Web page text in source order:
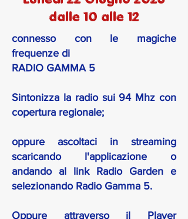
dalle 10 alle 12
connesso con le magiche
frequenze di
RADIO GAMMA 5
Sintonizza la radio sui 94 Mhz con
copertura regionale;
oppure ascoltaci in streaming
scaricando l'applicazione o
andando al link Radio Garden e
selezionando Radio Gamma 5.
Oppure attraverso il Player